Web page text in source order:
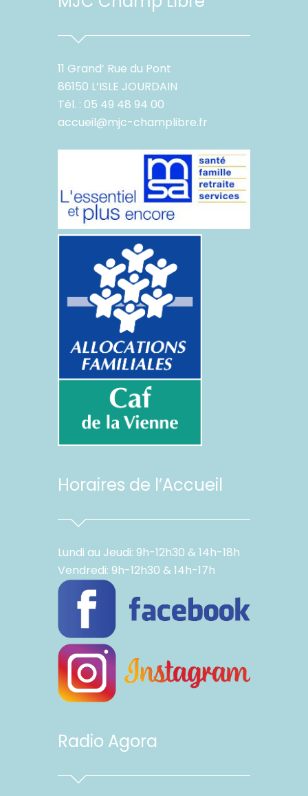
11 Grand’ Rue du Pont
86150 L’ISLE JOURDAIN
Tél. : 05 49 48 94 00
accueil@mjc-champlibre.fr
Horaires de l’Accueil
Lundi au Jeudi: 9h-12h30 & 14h-18h
Vendredi: 9h-12h30 & 14h-17h
Radio Agora